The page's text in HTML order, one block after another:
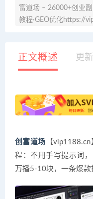
富道场 – 26000+创业
教程·GEO优化https://
正文概述 更
创富道场 【
程：不用手写提示词
万播5-10块，一条爆款